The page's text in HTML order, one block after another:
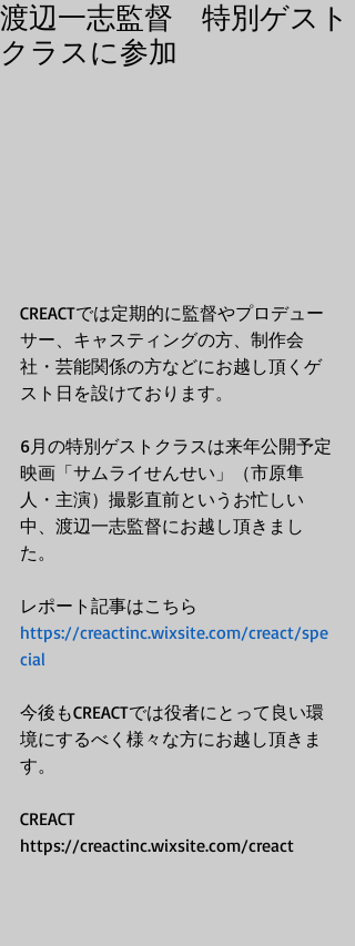
渡辺一志監督 特別ゲスト
クラスに参加
CREACTでは定期的に監督やプロデュー
サー、キャスティングの方、制作会
社・芸能関係の方などにお越し頂くゲ
スト日を設けております。
6月の特別ゲストクラスは来年公開予定
映画「サムライせんせい」（市原隼
人・主演）撮影直前というお忙しい
中、渡辺一志監督にお越し頂きまし
た。
レポート記事はこちら
https://creactinc.wixsite.com/creact/spe
cial
今後もCREACTでは役者にとって良い環
境にするべく様々な方にお越し頂きま
す。
CREACT
https://creactinc.wixsite.com/creact